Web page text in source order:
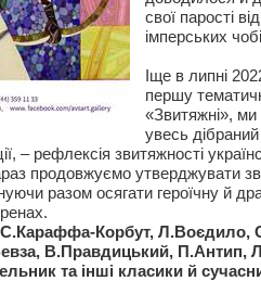
свої парості
імперських
Іще в липні
першу
«Звитяжні»,
увесь
– рефлексія звитяжності
продовжуємо утверджувати
разом осягати героїчну й
С.Караффа-Корбут,
В.Правдицький, П.Антип,
та інші класики й